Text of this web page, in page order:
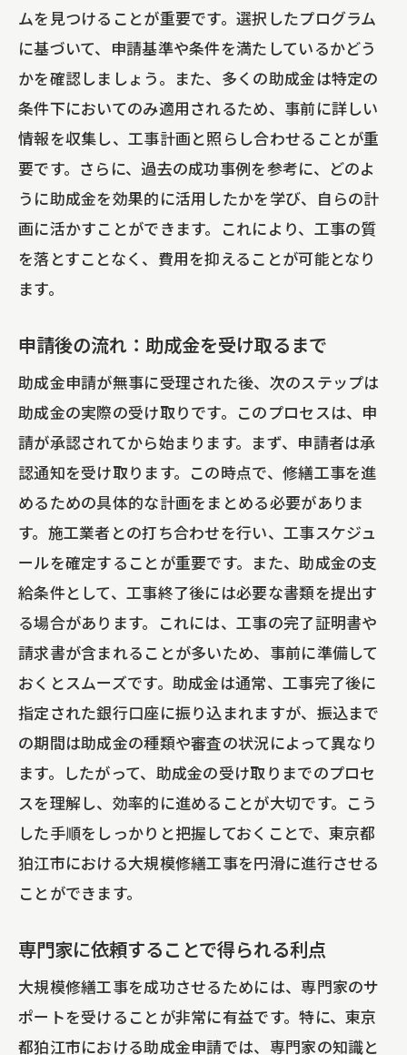
ムを見つけることが重要です。選択したプログラム
に基づいて、申請基準や条件を満たしているかどう
かを確認しましょう。また、多くの助成金は特定の
条件下においてのみ適用されるため、事前に詳しい
情報を収集し、工事計画と照らし合わせることが重
要です。さらに、過去の成功事例を参考に、どのよ
うに助成金を効果的に活用したかを学び、自らの計
画に活かすことができます。これにより、工事の質
を落とすことなく、費用を抑えることが可能となり
ます。
申請後の流れ：助成金を受け取るまで
助成金申請が無事に受理された後、次のステップは
助成金の実際の受け取りです。このプロセスは、申
請が承認されてから始まります。まず、申請者は承
認通知を受け取ります。この時点で、修繕工事を進
めるための具体的な計画をまとめる必要がありま
す。施工業者との打ち合わせを行い、工事スケジュ
ールを確定することが重要です。また、助成金の支
給条件として、工事終了後には必要な書類を提出す
る場合があります。これには、工事の完了証明書や
請求書が含まれることが多いため、事前に準備して
おくとスムーズです。助成金は通常、工事完了後に
指定された銀行口座に振り込まれますが、振込まで
の期間は助成金の種類や審査の状況によって異なり
ます。したがって、助成金の受け取りまでのプロセ
スを理解し、効率的に進めることが大切です。こう
した手順をしっかりと把握しておくことで、東京都
狛江市における大規模修繕工事を円滑に進行させる
ことができます。
専門家に依頼することで得られる利点
大規模修繕工事を成功させるためには、専門家のサ
ポートを受けることが非常に有益です。特に、東京
都狛江市における助成金申請では、専門家の知識と